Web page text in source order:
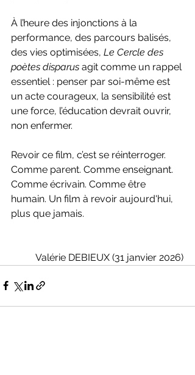
À l’heure des injonctions à la
performance, des parcours balisés,
des vies optimisées, Le Cercle des
poètes disparus agit comme un rappel
essentiel : penser par soi-même est
un acte courageux, la sensibilité est
une force, l’éducation devrait ouvrir,
non enfermer.
Revoir ce film, c’est se réinterroger.
Comme parent. Comme enseignant.
Comme écrivain. Comme être
humain. Un film à revoir aujourd'hui,
plus que jamais.
	Valérie DEBIEUX (31 janvier 2026)